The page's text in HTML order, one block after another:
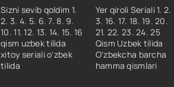
Sizni sevib qoldim 1.
2. 3. 4. 5. 6. 7. 8. 9.
10. 11. 12. 13. 14. 15. 16
qism uzbek tilida
xitoy seriali o'zbek
tilida
Yer qiroli Seriali 1. 2.
3. 16. 17. 18. 19. 20.
21. 22. 23. 24. 25
Qism Uzbek tilida
O'zbekcha barcha
hamma qismlari